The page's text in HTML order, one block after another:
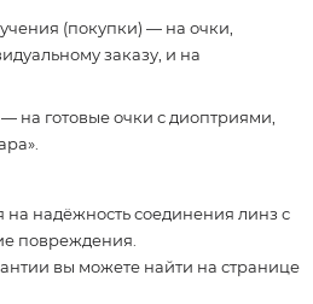
(покупки) — на очки,
заказу, и на
на готовые очки с диоптриями,
на надёжность соединения линз с
повреждения.
вы можете найти на странице